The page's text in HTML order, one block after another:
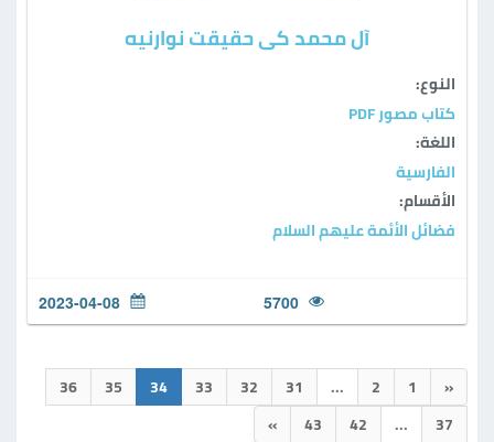
آل محمد كى حقيقت نوارنيه
النوع:
كتاب مصور PDF
اللغة:
الفارسية
الأقسام:
فضائل الأئمة عليهم السلام
5700
2023-04-08
«
1
2
...
31
32
33
34
35
36
37
...
42
43
»